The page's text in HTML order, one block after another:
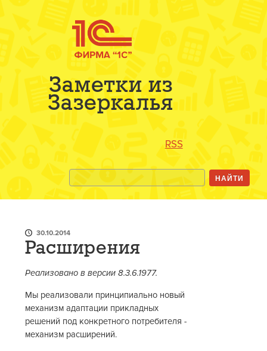
Заметки из
Зазеркалья
RSS
30.10.2014
Расширения
Реализовано в версии 8.3.6.1977.
Мы реализовали принципиально новый
механизм адаптации прикладных
решений под конкретного потребителя -
механизм расширений.